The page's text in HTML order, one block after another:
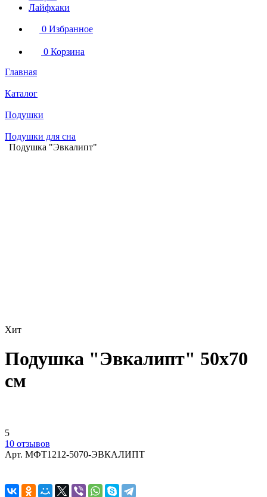
Лайфхаки
0 Избранное
0 Корзина
Главная
Каталог
Подушки
Подушки для сна
Подушка "Эвкалипт"
Хит
Подушка "Эвкалипт" 50х70
см
5
10 отзывов
Арт. МФТ1212-5070-ЭВКАЛИПТ